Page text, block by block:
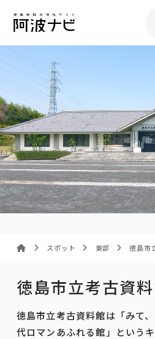
スポット 東部 徳島市
徳島市立考古資
徳島市立考古資料館は「みて
代ロマンあふれる館」という